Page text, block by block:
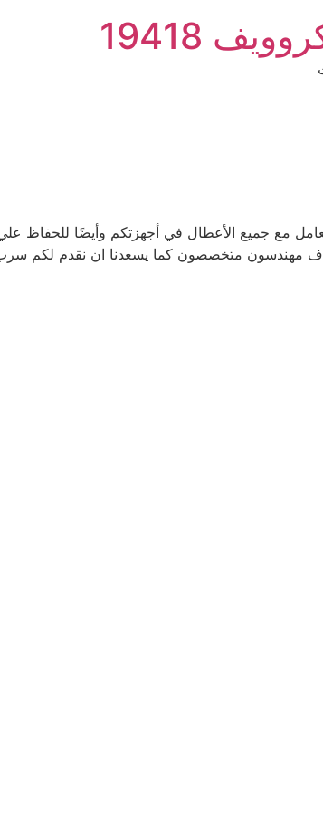
19418
مع جميع الأعطال في أجهزتكم وأيضًا للحفاظ علي
مهندسون متخصصون كما يسعدنا ان نقدم لكم